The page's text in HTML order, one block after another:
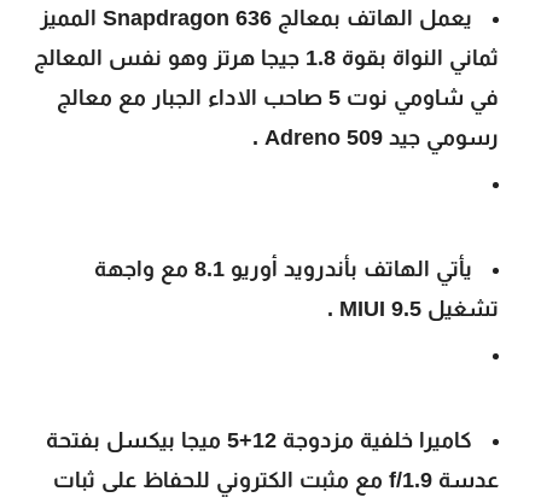
يعمل الهاتف بمعالج Snapdragon 636 المميز
ثماني النواة بقوة 1.8 جيجا هرتز وهو نفس المعالج
في شاومي نوت 5 صاحب الاداء الجبار مع معالج
رسومي جيد Adreno 509 .
يأتي الهاتف بأندرويد أوريو 8.1 مع واجهة
تشغيل MIUI 9.5 .
كاميرا خلفية مزدوجة 12+5 ميجا بيكسل بفتحة
عدسة f/1.9 مع مثبت الكتروني للحفاظ على ثبات